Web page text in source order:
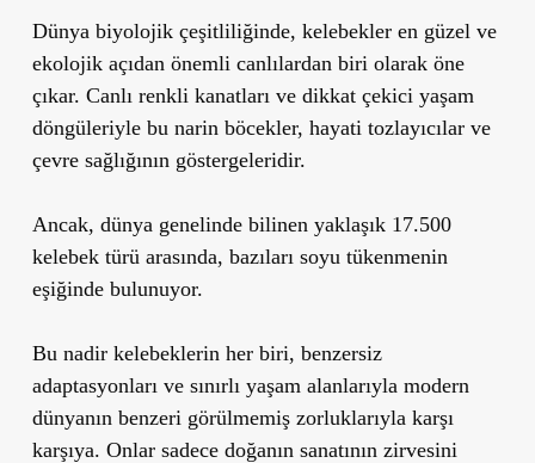
Dünya biyolojik çeşitliliğinde, kelebekler en güzel ve
ekolojik açıdan önemli canlılardan biri olarak öne
çıkar. Canlı renkli kanatları ve dikkat çekici yaşam
döngüleriyle bu narin böcekler, hayati tozlayıcılar ve
çevre sağlığının göstergeleridir.
Ancak, dünya genelinde bilinen yaklaşık 17.500
kelebek türü arasında, bazıları soyu tükenmenin
eşiğinde bulunuyor.
Bu nadir kelebeklerin her biri, benzersiz
adaptasyonları ve sınırlı yaşam alanlarıyla modern
dünyanın benzeri görülmemiş zorluklarıyla karşı
karşıya. Onlar sadece doğanın sanatının zirvesini